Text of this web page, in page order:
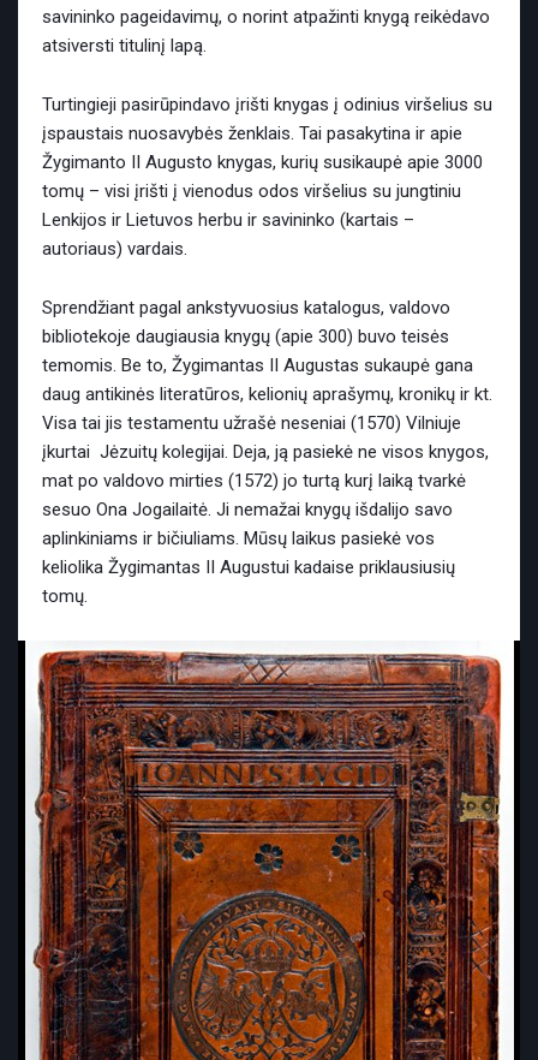
savininko pageidavimų, o norint atpažinti knygą reikėdavo
atsiversti titulinį lapą.
Turtingieji pasirūpindavo įrišti knygas į odinius viršelius su
įspaustais nuosavybės ženklais. Tai pasakytina ir apie
Žygimanto II Augusto knygas, kurių susikaupė apie 3000
tomų – visi įrišti į vienodus odos viršelius su jungtiniu
Lenkijos ir Lietuvos herbu ir savininko (kartais –
autoriaus) vardais.
Sprendžiant pagal ankstyvuosius katalogus, valdovo
bibliotekoje daugiausia knygų (apie 300) buvo teisės
temomis. Be to, Žygimantas II Augustas sukaupė gana
daug antikinės literatūros, kelionių aprašymų, kronikų ir kt.
Visa tai jis testamentu užrašė neseniai (1570) Vilniuje
įkurtai Jėzuitų kolegijai. Deja, ją pasiekė ne visos knygos,
mat po valdovo mirties (1572) jo turtą kurį laiką tvarkė
sesuo Ona Jogailaitė. Ji nemažai knygų išdalijo savo
aplinkiniams ir bičiuliams. Mūsų laikus pasiekė vos
keliolika Žygimantas II Augustui kadaise priklausiusių
tomų.